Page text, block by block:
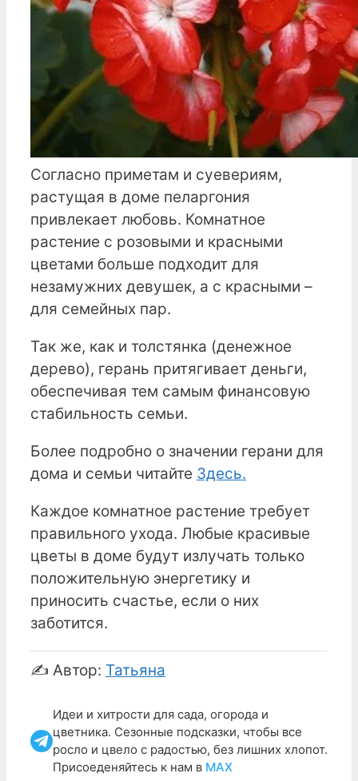
Согласно приметам и суевериям,
растущая в доме пеларгония
привлекает любовь. Комнатное
растение с розовыми и красными
цветами больше подходит для
незамужних девушек, а с красными –
для семейных пар.
Так же, как и толстянка (денежное
дерево), герань притягивает деньги,
обеспечивая тем самым финансовую
стабильность семьи.
Более подробно о значении герани для
дома и семьи читайте Здесь.
Каждое комнатное растение требует
правильного ухода. Любые красивые
цветы в доме будут излучать только
положительную энергетику и
приносить счастье, если о них
заботится.
✍️ Автор: Татьяна
Идеи и хитрости для сада, огорода и
цветника. Сезонные подсказки, чтобы все
росло и цвело с радостью, без лишних хлопот.
Присоеденяйтесь к нам в МАХ